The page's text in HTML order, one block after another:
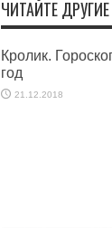
ЧИТАЙТЕ
Кролик.
год
21.12.2018